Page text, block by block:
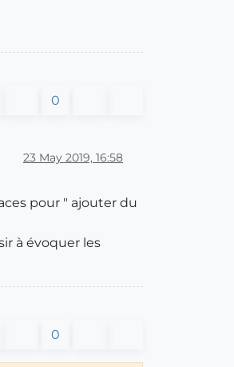
0
23 May 2019, 16:58
pour " ajouter du
à évoquer les
0